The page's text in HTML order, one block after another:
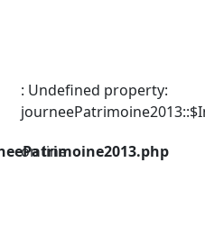
: Undefined property:
on line